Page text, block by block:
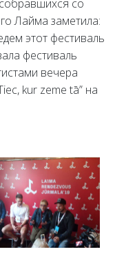
со
Лайма заметила:
этот фестиваль
фестиваль
вечера
kur zeme tā” на